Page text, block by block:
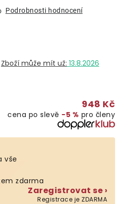
Podrobnosti hodnocení
13.8.2026
948 Kč
cena po slevě −5 % pro členy
vše
zdarma
Zaregistrovat se ›
Registrace je ZDARMA